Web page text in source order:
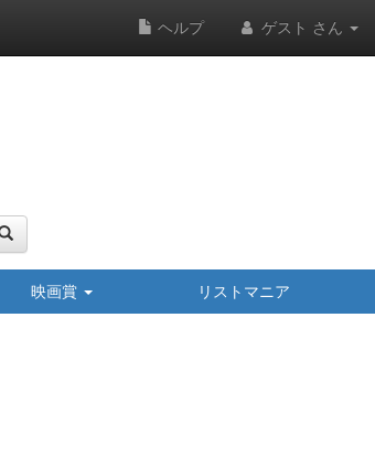
ヘルプ ゲスト さん
映画賞 リストマニア